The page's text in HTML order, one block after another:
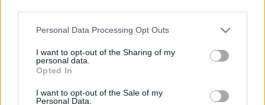
Please note that this website/app uses one or more Google
not limited to your visit or usage behaviour. You may click to
grant or deny consent to Google and its third-party tags to
use your data for below specified purposes in below Google
consent section.
Personal Data Processing Opt Outs
I want to opt-out of the Sharing of my
personal data.
Opted In
I want to opt-out of the Sale of my
Personal Data.
május 9. Kolozsvár  (erdélyi bemutató)
valamint: 10-11. Casa Culturala a Studentilor
Sepsiszentgyörgy Tamási Áron Színház
Andrej Dávid Attila Péter
Natasa Skovrán Tünde